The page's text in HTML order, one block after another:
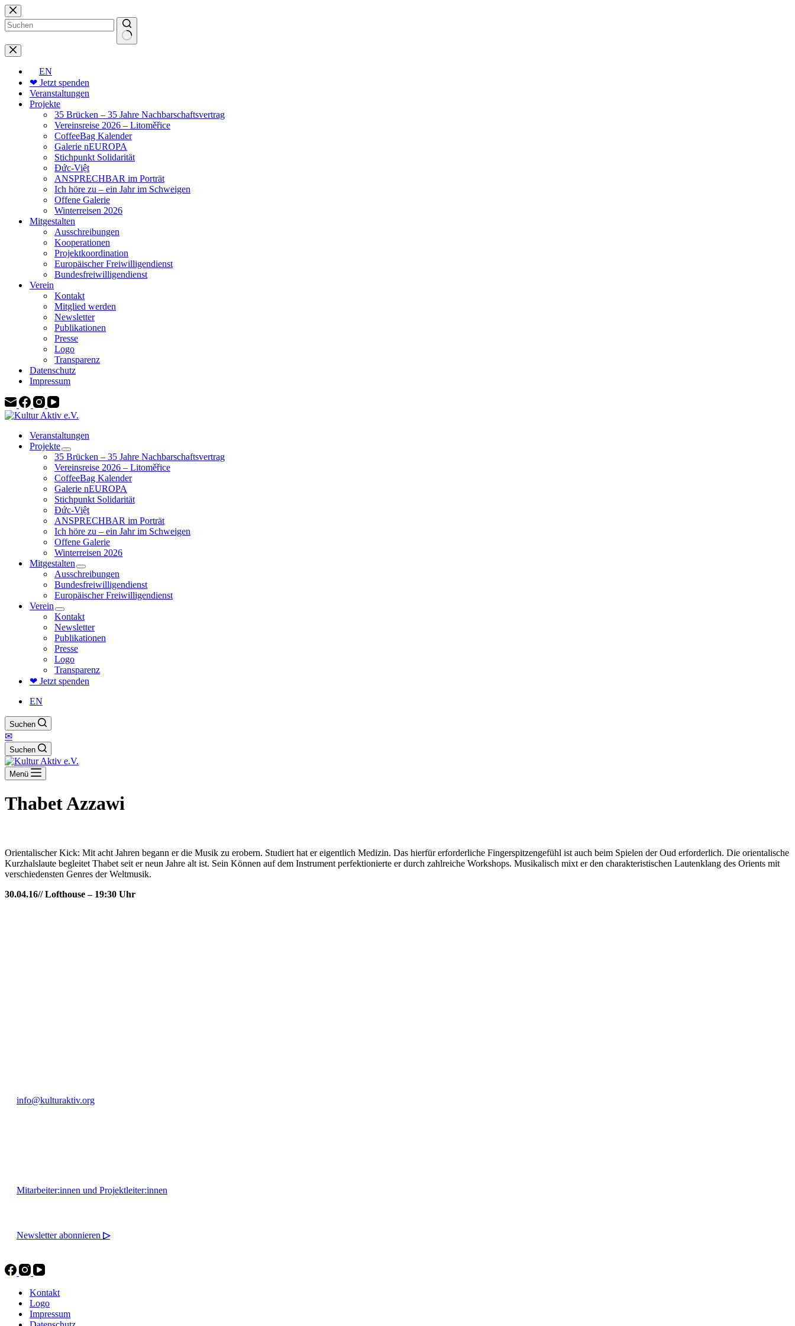
Zum
Inhalt
springen
Keine
Ergebnisse
EN
❤ Jetzt spenden
Veranstaltungen
Projekte
35 Brücken – 35 Jahre Nachbarschaftsvertrag
Vereinsreise 2026 – Litoměřice
CoffeeBag Kalender
Galerie nEUROPA
Stichpunkt Solidarität
Đức-Việt
ANSPRECHBAR im Porträt
Ich höre zu – ein Jahr im Schweigen
Offene Galerie
Winterreisen 2026
Mitgestalten
Ausschreibungen
Kooperationen
Projektkoordination
Europäischer Freiwilligendienst
Bundesfreiwilligendienst
Verein
Kontakt
Mitglied werden
Newsletter
Publikationen
Presse
Logo
Transparenz
Datenschutz
Impressum
Veranstaltungen
Projekte
35 Brücken – 35 Jahre Nachbarschaftsvertrag
Vereinsreise 2026 – Litoměřice
CoffeeBag Kalender
Galerie nEUROPA
Stichpunkt Solidarität
Đức-Việt
ANSPRECHBAR im Porträt
Ich höre zu – ein Jahr im Schweigen
Offene Galerie
Winterreisen 2026
Mitgestalten
Ausschreibungen
Bundesfreiwilligendienst
Europäischer Freiwilligendienst
Verein
Kontakt
Newsletter
Publikationen
Presse
Logo
Transparenz
❤ Jetzt spenden
EN
Suchen
✉
Suchen
Menü
Thabet Azzawi
Orientalischer Kick: Mit acht Jahren begann er die Musik zu erobern. Studiert hat er eigentlich Medizin. Das hierfür erforderliche Fingerspitzengefühl ist auch beim Spielen der Oud erforderlich. Die orientalische
Kurzhalslaute begleitet Thabet seit er neun Jahre alt ist. Sein Können auf dem Instrument perfektionierte er durch zahlreiche Workshops. Musikalisch mixt er den charakteristischen Lautenklang des Orients mit
verschiedensten Genres der Weltmusik.
30.04.16// Lofthouse – 19:30 Uhr
info@kulturaktiv.org
Mitarbeiter:innen und Projektleiter:innen
Newsletter abonnieren ▷
Kontakt
Logo
Impressum